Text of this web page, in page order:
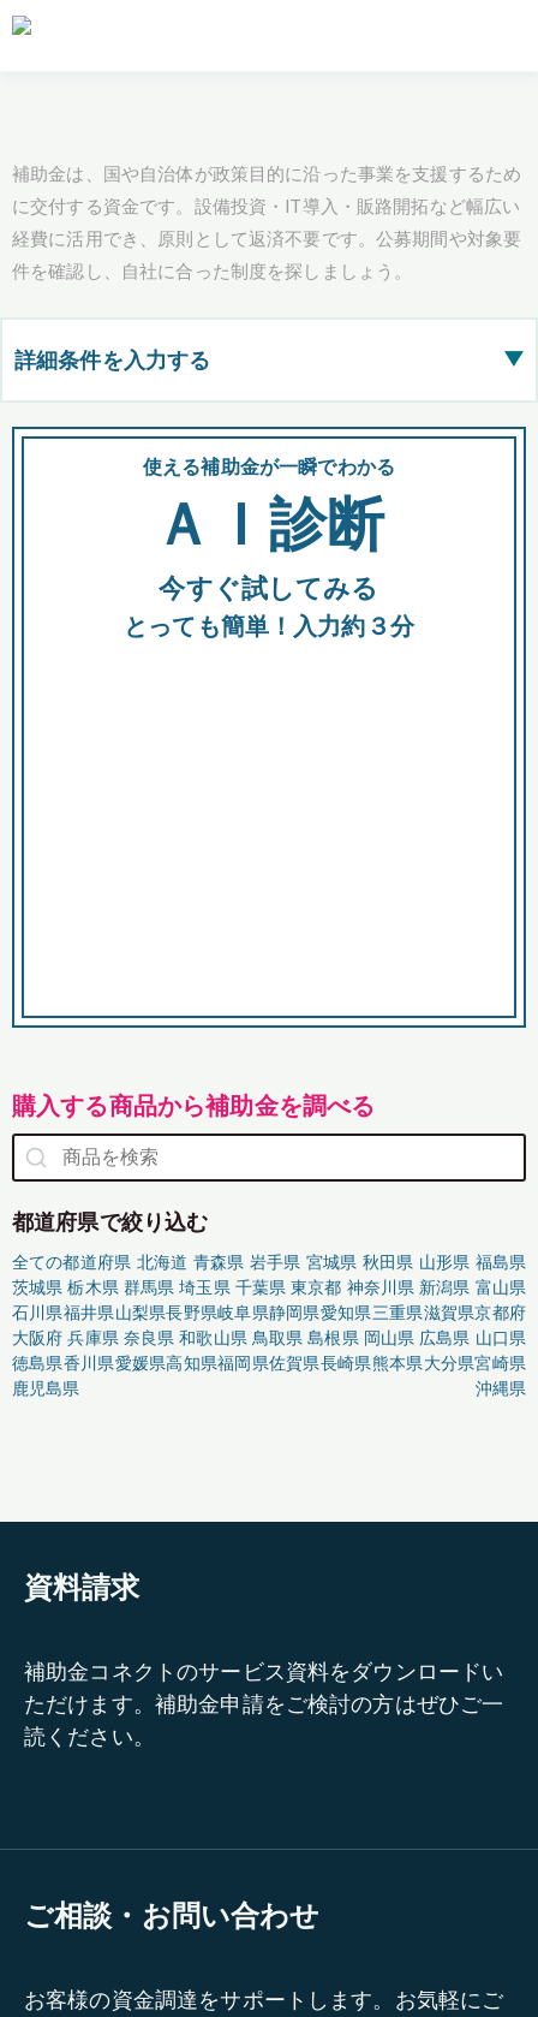
補助金は、国や自治体が政策目的に沿った事業を支援するため
に交付する資金です。設備投資・IT導入・販路開拓など幅広い
経費に活用でき、原則として返済不要です。公募期間や対象要
件を確認し、自社に合った制度を探しましょう。
詳細条件を入力する ▶
都道府県
全国の検索結果を含めて表示
助成金 融資 出資
使える補助金が一瞬でわかる
ＡＩ診断
今すぐ試してみる
とっても簡単！入力約３分
購入する商品から補助金を調べる
都道府県で絞り込む
全ての都道府県 北海道 青森県 岩手県 宮城県 秋田県 山形県 福島県
茨城県 栃木県 群馬県 埼玉県 千葉県 東京都 神奈川県 新潟県 富山県
石川県福井県山梨県長野県岐阜県静岡県愛知県三重県滋賀県京都府
大阪府 兵庫県 奈良県 和歌山県 鳥取県 島根県 岡山県 広島県 山口県
徳島県香川県愛媛県高知県福岡県佐賀県長崎県熊本県大分県宮崎県
鹿児島県
沖縄県
資料請求
補助金コネクトのサービス資料をダウンロードい
ただけます。補助金申請をご検討の方はぜひご一
読ください。
ご相談・お問い合わせ
お客様の資金調達をサポートします。お気軽にご